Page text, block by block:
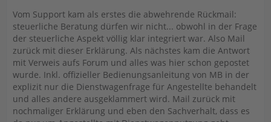
Vom Support kam als erstes die abwehrende Rückmail:
steuerliche Beratung dürfen wir nicht... obwohl in der Frage
der steuerliche Aspekt völlig klar integriert war. Also Mail
zurück mit dieser Erklärung. Als nächstes kam die Antwort
mit Verweis aufs Forum und alles was hier schon gepostet
wurde. Inkl. offizieller Bedienungsanleitung von MB in der
explizit nur die Dienstwagenfrage für Angestellte behandelt
und alles andere ausgeklammert wird. Mail zurück mit
nochmaliger Erklärung und eben den Sachverhalt, dass es